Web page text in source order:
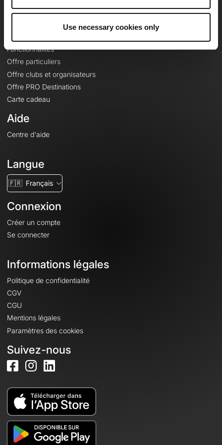
Use necessary cookies only
Fonctionnalités
Offre particuliers
Offre clubs et organisateurs
Offre PRO Destinations
Carte cadeau
Aide
Centre d'aide
Langue
🇫🇷 Français
Connexion
Créer un compte
Se connecter
Informations légales
Politique de confidentialité
CGV
CGU
Mentions légales
Paramètres des cookies
Suivez-nous